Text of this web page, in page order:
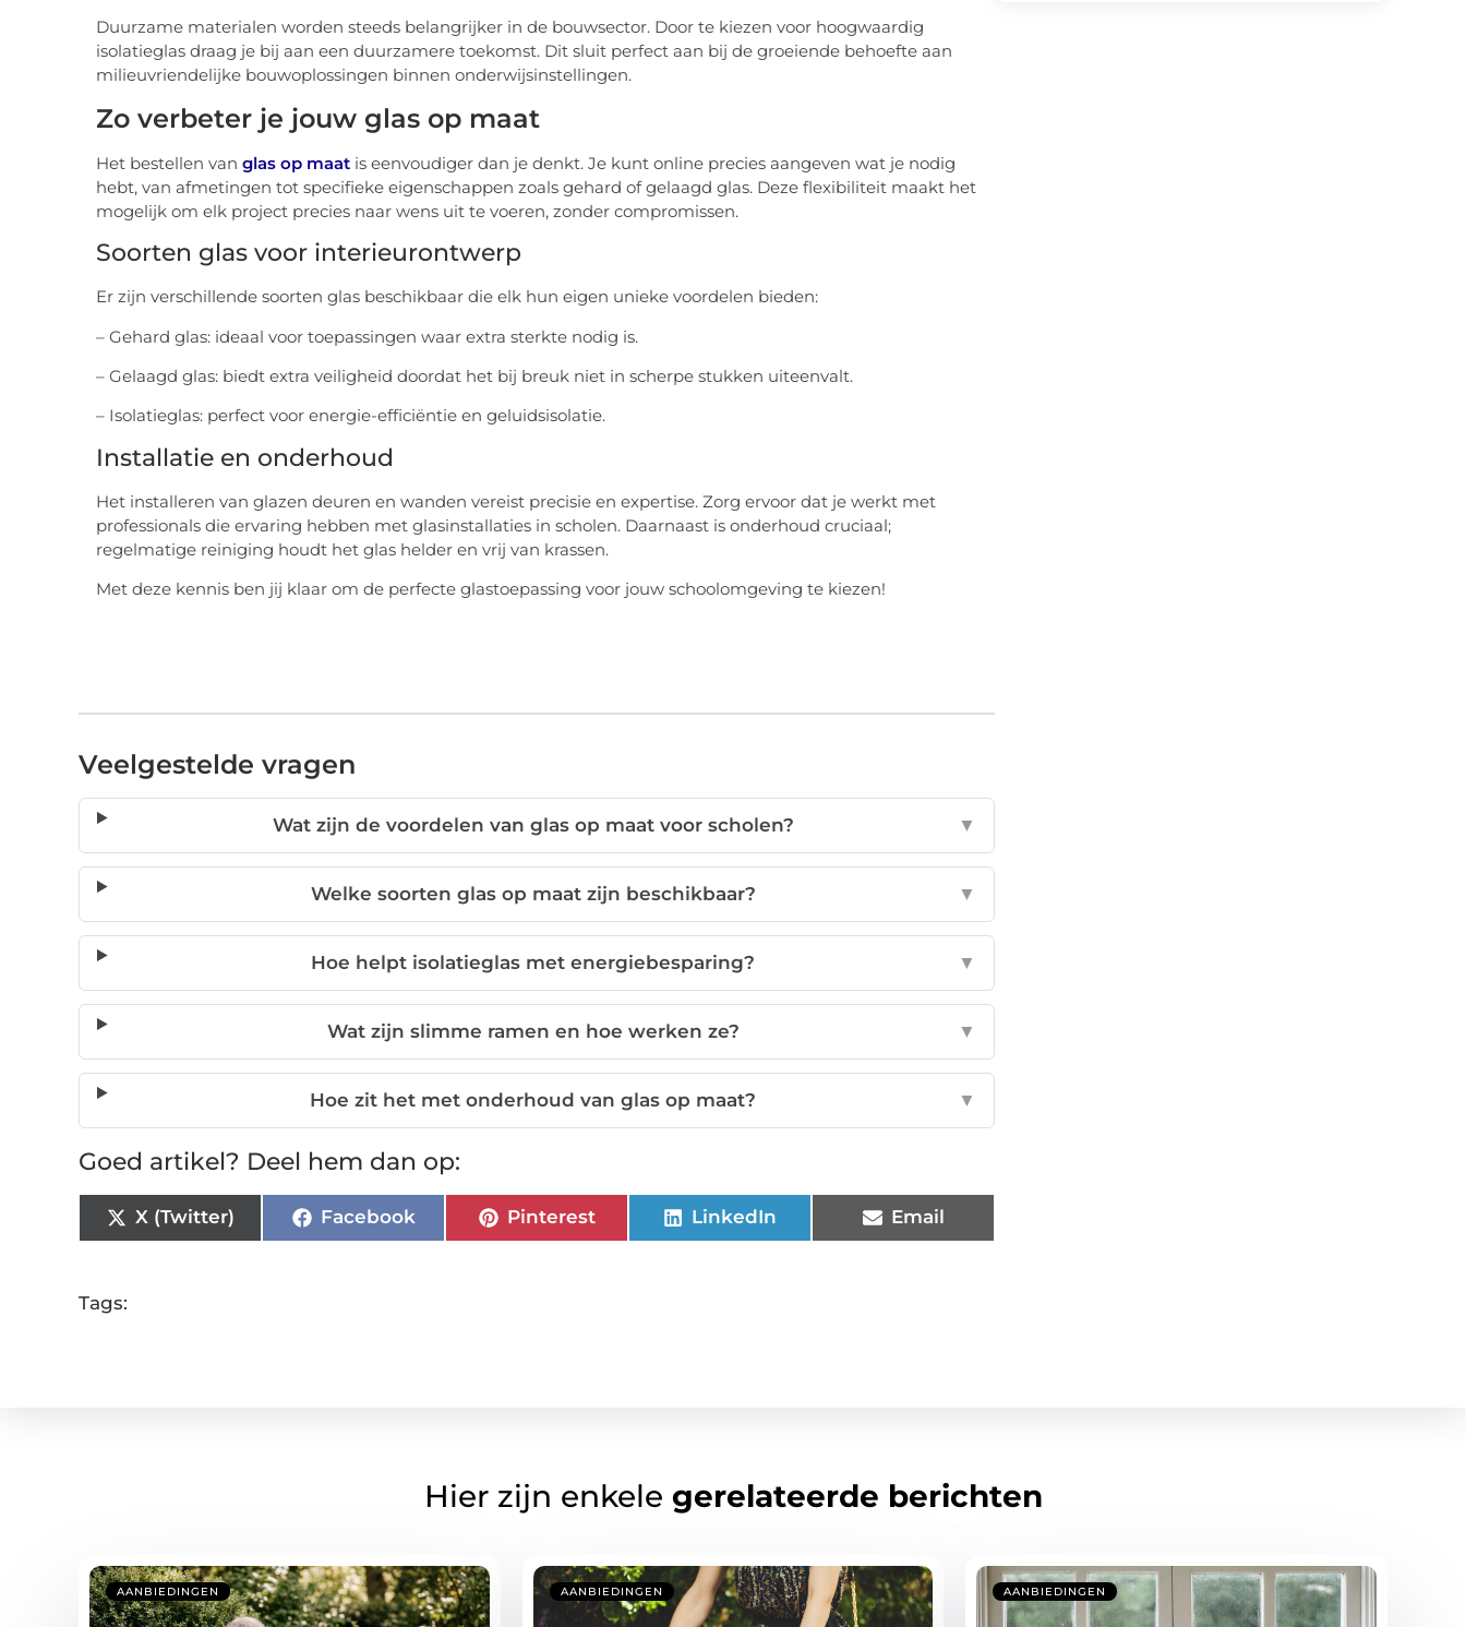
Duurzame materialen worden steeds belangrijker in de bouwsector. Door te kiezen voor hoogwaardig
isolatieglas draag je bij aan een duurzamere toekomst. Dit sluit perfect aan bij de groeiende behoefte aan
milieuvriendelijke bouwoplossingen binnen onderwijsinstellingen.
Zo verbeter je jouw glas op maat
Het bestellen van glas op maat is eenvoudiger dan je denkt. Je kunt online precies aangeven wat je nodig
hebt, van afmetingen tot specifieke eigenschappen zoals gehard of gelaagd glas. Deze flexibiliteit maakt het
mogelijk om elk project precies naar wens uit te voeren, zonder compromissen.
Soorten glas voor interieurontwerp
Er zijn verschillende soorten glas beschikbaar die elk hun eigen unieke voordelen bieden:
– Gehard glas: ideaal voor toepassingen waar extra sterkte nodig is.
– Gelaagd glas: biedt extra veiligheid doordat het bij breuk niet in scherpe stukken uiteenvalt.
– Isolatieglas: perfect voor energie-efficiëntie en geluidsisolatie.
Installatie en onderhoud
Het installeren van glazen deuren en wanden vereist precisie en expertise. Zorg ervoor dat je werkt met
professionals die ervaring hebben met glasinstallaties in scholen. Daarnaast is onderhoud cruciaal;
regelmatige reiniging houdt het glas helder en vrij van krassen.
Met deze kennis ben jij klaar om de perfecte glastoepassing voor jouw schoolomgeving te kiezen!
Veelgestelde vragen
Wat zijn de voordelen van glas op maat voor scholen? ▼
Welke soorten glas op maat zijn beschikbaar? ▼
Hoe helpt isolatieglas met energiebesparing? ▼
Wat zijn slimme ramen en hoe werken ze? ▼
Hoe zit het met onderhoud van glas op maat? ▼
Goed artikel? Deel hem dan op:
X (Twitter) Facebook Pinterest LinkedIn Email
Tags:
Hier zijn enkele gerelateerde berichten
AANBIEDINGEN AANBIEDINGEN AANBIEDINGEN